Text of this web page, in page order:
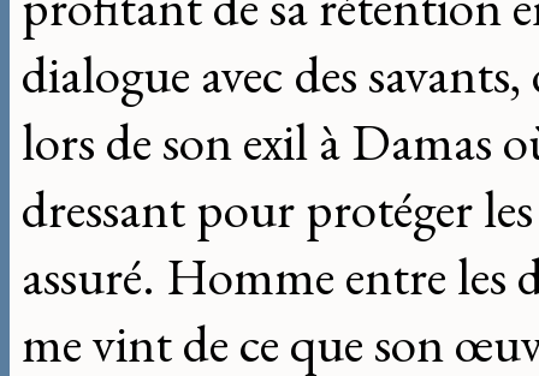
dialogue avec des
lors de son exil à Damas
dressant pour protéger
assuré. Homme entre les
me vint de ce que son